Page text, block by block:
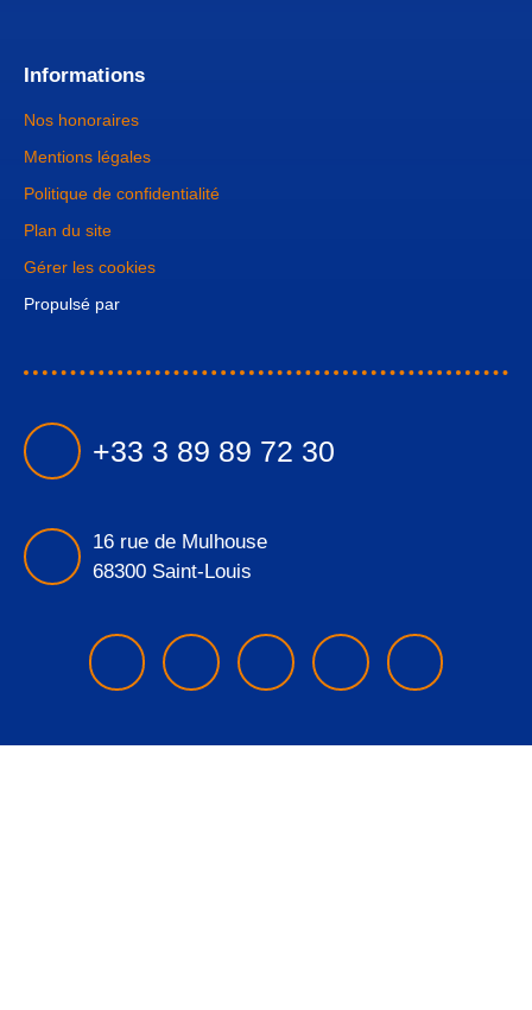
Informations
Nos honoraires
Mentions légales
Politique de confidentialité
Plan du site
Gérer les cookies
Propulsé par
+33 3 89 89 72 30
16 rue de Mulhouse
68300 Saint-Louis